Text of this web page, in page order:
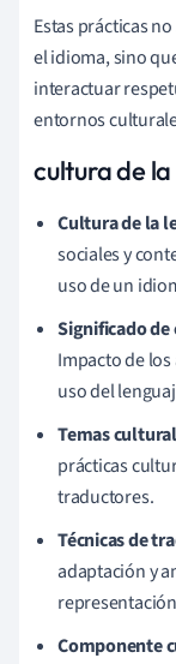
Estas prácticas
el idioma, sino
interactuar
entornos
cultura de
Cultura de la
sociales y
uso de un
Significado
Impacto de
uso del
Temas
prácticas
traductores.
Técnicas de
adaptación y
Componente